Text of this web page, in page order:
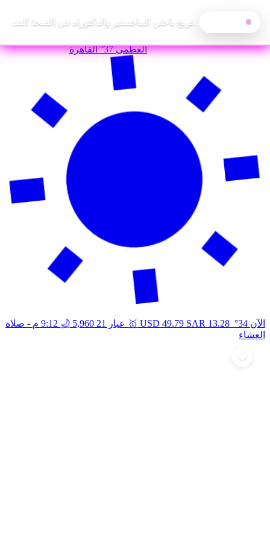
— الخميس, 6 أغسطس 2026 العظمى 37° القاهرة
الآن 34° USD 49.79 SAR 13.28
🥇 عيار 21 5,960
🌙 9:12 م
- صلاة
العشاء
التعليم المدني لتخريج باحثي الماجستير والدكتوراه في الصحة